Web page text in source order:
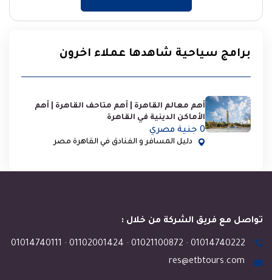
برامج سياحية شاهدها عملاء اخرون
أهم معالم القاهرة | أهم متاحف القاهرة | أهم
الأماكن الدينية في القاهرة
0 جنية مصري
دليل المسافر و الفنادق في القاهرة مصر
تواصل مع فريق الشركة من خلال :
01014740222
-
01021100872
-
01102001424
-
01014740111
res@etbtours.com